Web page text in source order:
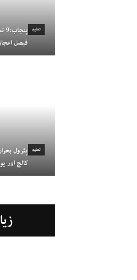
تعلیم
فیصل
تعلیم
پٹرول
کالج اور